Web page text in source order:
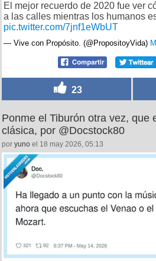
El mejor recuerdo de 2020 fue ver
a las calles mientras los humanos
pic.twitter.com/7jnf1eWbUT
— Vive con Propósito. (@PropositoyVida)
23
Ponme el Tiburón otra vez, que
clásica, por @Docstock80
por yuno el 18 may 2026, 05:13